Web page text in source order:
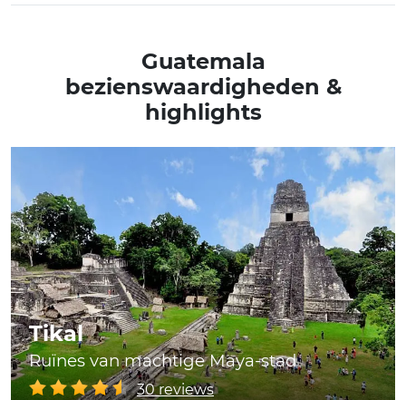
Guatemala
bezienswaardigheden &
highlights
Tikal
Ruïnes van machtige Maya-stad
30 reviews